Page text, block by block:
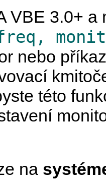
VBE 3.0+ a
nebo
této
na